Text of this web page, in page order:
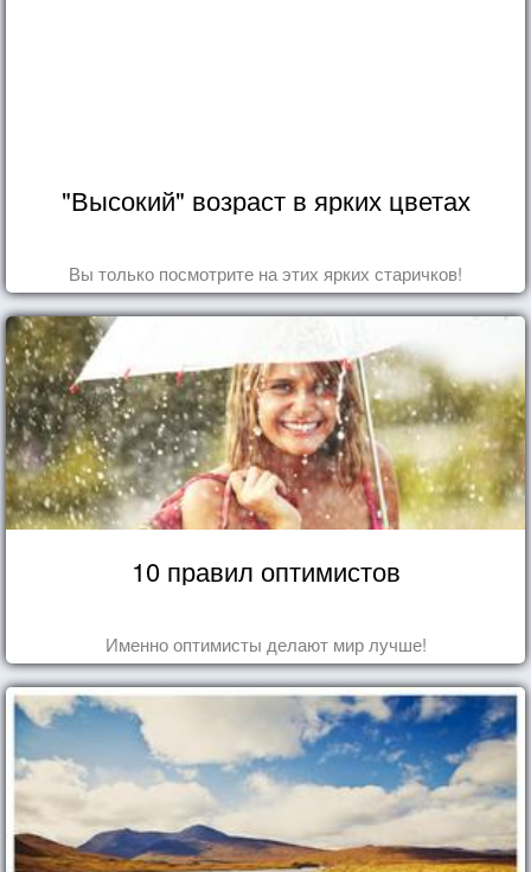
"Высокий" возраст в ярких цветах
Вы только посмотрите на этих ярких старичков!
10 правил оптимистов
Именно оптимисты делают мир лучше!